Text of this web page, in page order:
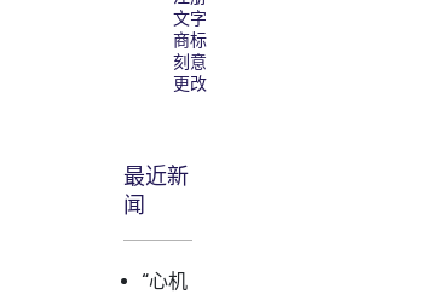
文字
商标
刻意
更改
最近新
闻
“心机